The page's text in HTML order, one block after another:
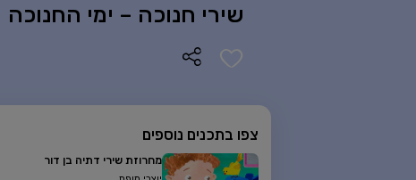
שירי חנוכה – ימי החנוכה
צפו בתכנים נוספים
מחרוזת שירי דתיה בן דור